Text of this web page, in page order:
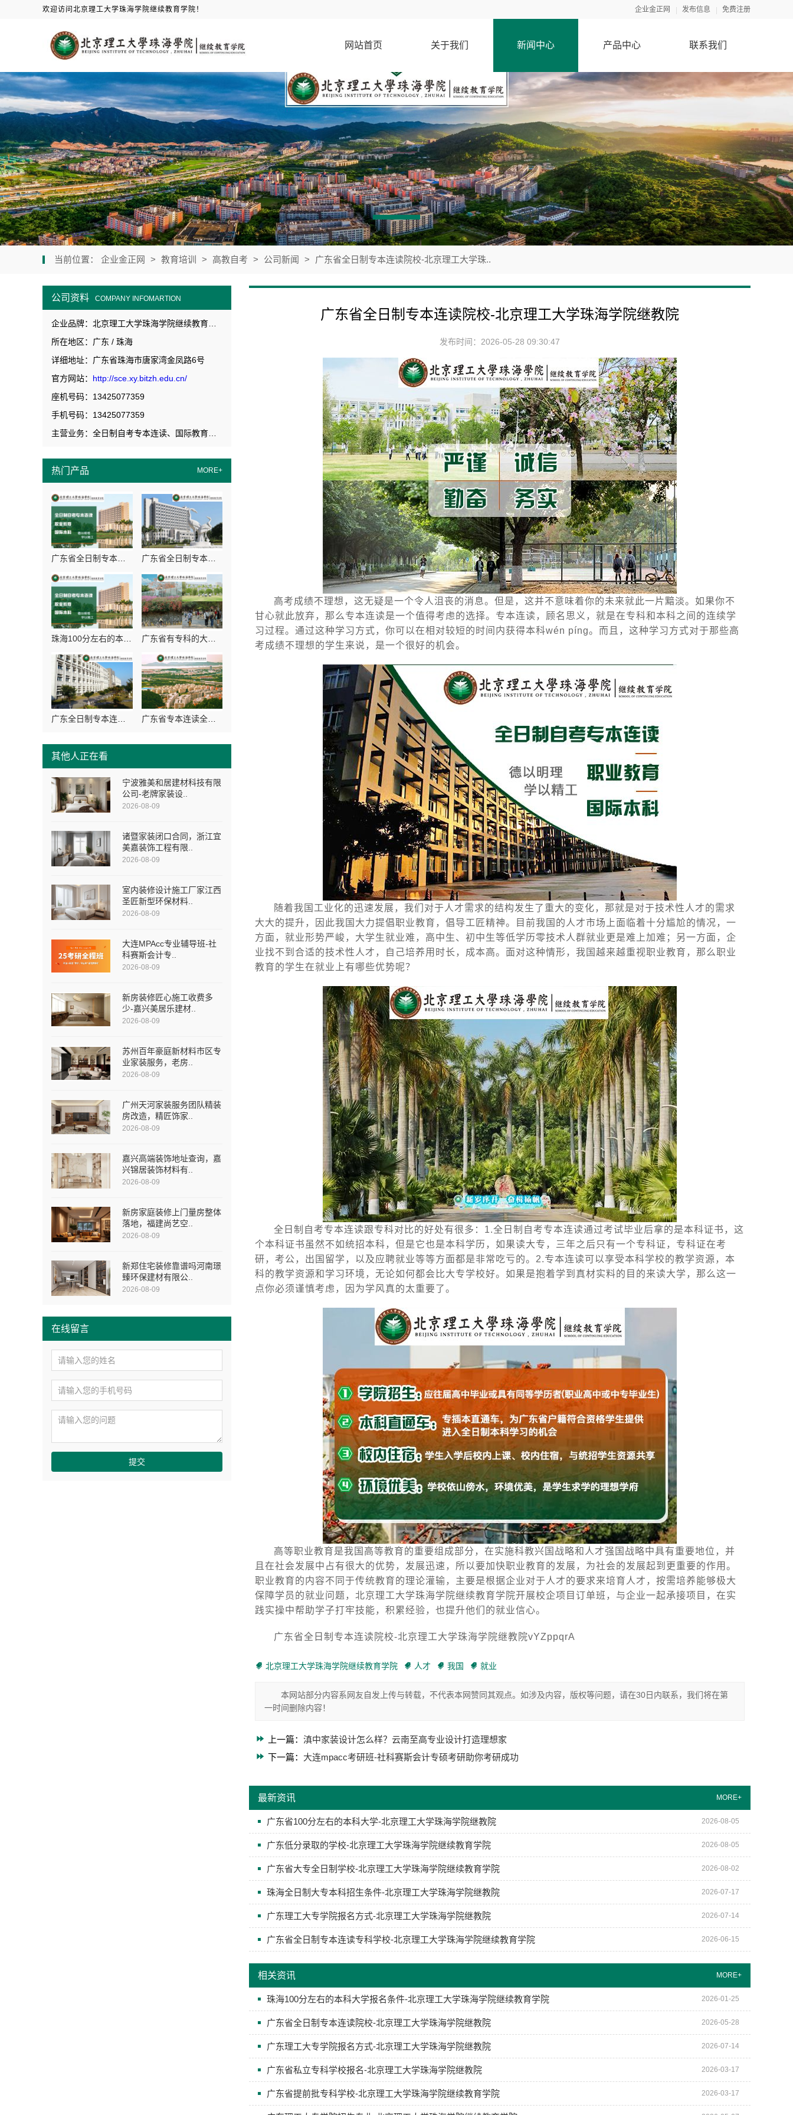
欢迎访问北京理工大学珠海学院继续教育学院！ 企业金正网 发布信息 免费注册
网站首页 关于我们 新闻中心 产品中心 联系我们
当前位置： 企业金正网 > 教育培训 > 高教自考 > 公司新闻 > 广东省全日制专本连读院校-北京理工大学珠..
公司资料 COMPANY INFOMARTION
所在地区：广东 / 珠海
详细地址：广东省珠海市唐家湾金凤路6号
官方网站： http://sce.xy.bitzh.edu.cn/
座机号码：13425077359
手机号码：13425077359
热门产品 MORE+
广东省全日制专本连读院校学费多少钱-北京理工大学珠海学院继续教育学院
广东省有专科的大学有哪些-北京理工大学珠海学院继续教育学院
广东省专本连读全日制高校报名条件-北京理工大学珠海学院继续教育学院
其他人正在看
宁波雅美和居建材科技有限
公司-老牌家装设..
2026-08-09
诸暨家装闭口合同，浙江宜
美嘉装饰工程有限..
2026-08-09
室内装修设计施工厂家江西
圣匠新型环保材料..
2026-08-09
大连MPAcc专业辅导班-社
科赛斯会计专..
2026-08-09
新房装修匠心施工收费多
少-嘉兴美居乐建材..
2026-08-09
苏州百年豪庭新材料市区专
业家装服务，老房..
2026-08-09
广州天河家装服务团队精装
房改造，精匠饰家..
2026-08-09
嘉兴高端装饰地址查询，嘉
兴锦居装饰材料有..
2026-08-09
新房家庭装修上门量房整体
落地，福建尚艺空..
2026-08-09
新郑住宅装修靠谱吗河南璟
臻环保建材有限公..
2026-08-09
在线留言
提交
广东省全日制专本连读院校-北京理工大学珠海学院继教院
发布时间：2026-05-28 09:30:47
高考成绩不理想，这无疑是一个令人沮丧的消息。但是，这并不意味着你的未来就此一片黯淡。如果你不
甘心就此放弃，那么专本连读是一个值得考虑的选择。专本连读，顾名思义，就是在专科和本科之间的连续学
习过程。通过这种学习方式，你可以在相对较短的时间内获得本科wén píng。而且，这种学习方式对于那些高
考成绩不理想的学生来说，是一个很好的机会。
随着我国工业化的迅速发展，我们对于人才需求的结构发生了重大的变化，那就是对于技术性人才的需求
大大的提升，因此我国大力提倡职业教育，倡导工匠精神。目前我国的人才市场上面临着十分尴尬的情况，一
方面，就业形势严峻，大学生就业难，高中生、初中生等低学历零技术人群就业更是难上加难；另一方面，企
业找不到合适的技术性人才，自己培养用时长，成本高。面对这种情形，我国越来越重视职业教育，那么职业
教育的学生在就业上有哪些优势呢？
全日制自考专本连读跟专科对比的好处有很多：1.全日制自考专本连读通过考试毕业后拿的是本科证书，这
个本科证书虽然不如统招本科，但是它也是本科学历，如果读大专，三年之后只有一个专科证，专科证在考
研，考公，出国留学，以及应聘就业等等方面都是非常吃亏的。2.专本连读可以享受本科学校的教学资源，本
科的教学资源和学习环境，无论如何都会比大专学校好。如果是抱着学到真材实料的目的来读大学，那么这一
点你必须谨慎考虑，因为学风真的太重要了。
高等职业教育是我国高等教育的重要组成部分，在实施科教兴国战略和人才强国战略中具有重要地位，并
且在社会发展中占有很大的优势，发展迅速，所以要加快职业教育的发展，为社会的发展起到更重要的作用。
职业教育的内容不同于传统教育的理论灌输，主要是根据企业对于人才的要求来培育人才，按需培养能够极大
保障学员的就业问题，北京理工大学珠海学院继续教育学院开展校企项目订单班，与企业一起承接项目，在实
践实操中帮助学子打牢技能，积累经验，也提升他们的就业信心。
广东省全日制专本连读院校-北京理工大学珠海学院继教院vYZppqrA
北京理工大学珠海学院继续教育学院 人才 我国 就业
本网站部分内容系网友自发上传与转载，不代表本网赞同其观点。如涉及内容，版权等问题，请在30日内联系，我们将在第
一时间删除内容！
上一篇： 滇中家装设计怎么样？云南至高专业设计打造理想家
下一篇： 大连mpacc考研班-社科赛斯会计专硕考研助你考研成功
最新资讯 MORE+
广东省100分左右的本科大学-北京理工大学珠海学院继教院 2026-08-05
广东低分录取的学校-北京理工大学珠海学院继续教育学院 2026-08-05
广东省大专全日制学校-北京理工大学珠海学院继续教育学院 2026-08-02
珠海全日制大专本科招生条件-北京理工大学珠海学院继教院 2026-07-17
广东理工大专学院报名方式-北京理工大学珠海学院继教院 2026-07-14
广东省全日制专本连读专科学校-北京理工大学珠海学院继续教育学院 2026-06-15
相关资讯 MORE+
珠海100分左右的本科大学报名条件-北京理工大学珠海学院继续教育学院 2026-01-25
广东省全日制专本连读院校-北京理工大学珠海学院继教院 2026-05-28
广东理工大专学院报名方式-北京理工大学珠海学院继教院 2026-07-14
广东省私立专科学校报名-北京理工大学珠海学院继教院 2026-03-17
广东省提前批专科学校-北京理工大学珠海学院继续教育学院 2026-03-17